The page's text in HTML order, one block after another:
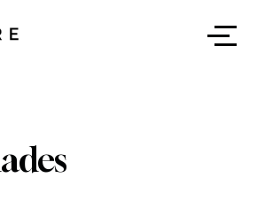
de herramientas